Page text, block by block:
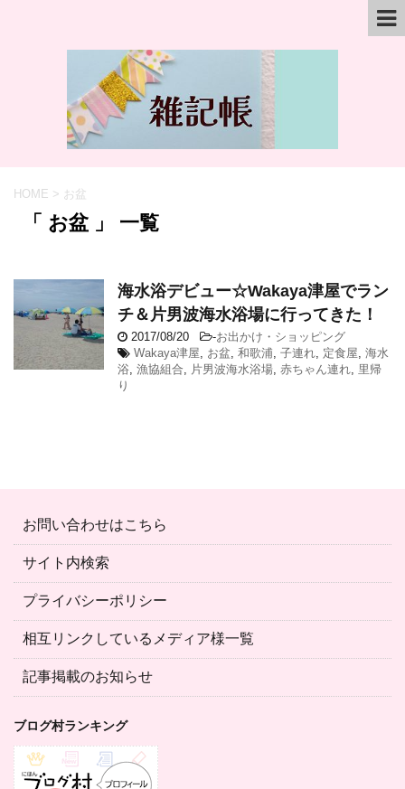
HOME > お盆
「 お盆 」 一覧
海水浴デビュー☆Wakaya津屋でラン
チ＆片男波海水浴場に行ってきた！
2017/08/20 -お出かけ・ショッピング
Wakaya津屋, お盆, 和歌浦, 子連れ, 定食屋, 海水
浴, 漁協組合, 片男波海水浴場, 赤ちゃん連れ, 里帰
り
お問い合わせはこちら
サイト内検索
プライバシーポリシー
相互リンクしているメディア様一覧
記事掲載のお知らせ
ブログ村ランキング